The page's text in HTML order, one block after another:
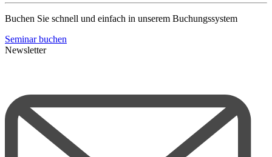
Buchen Sie schnell und einfach in unserem Buchungssystem
Seminar buchen
Newsletter